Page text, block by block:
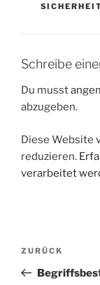
Schreibe
Du musst
abzugeben.
Diese Website
reduzieren.
verarbeitet
Vorheriger
Beitrag
ZURÜCK